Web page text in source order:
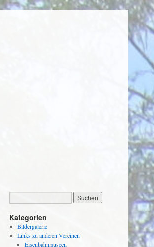
Kategorien
Bildergalerie
Links zu anderen Vereinen
Eisenbahnmuseen